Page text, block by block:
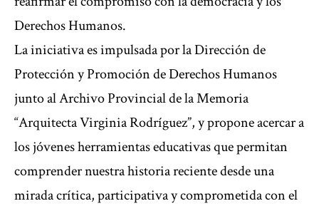
Derechos Humanos.
La iniciativa es impulsada por la Dirección de
Protección y Promoción de Derechos Humanos
junto al Archivo Provincial de la Memoria
“Arquitecta Virginia Rodríguez”, y propone acercar a
los jóvenes herramientas educativas que permitan
comprender nuestra historia reciente desde una
mirada crítica, participativa y comprometida con el